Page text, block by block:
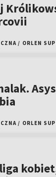
/ ORLEN
/ ORLEN